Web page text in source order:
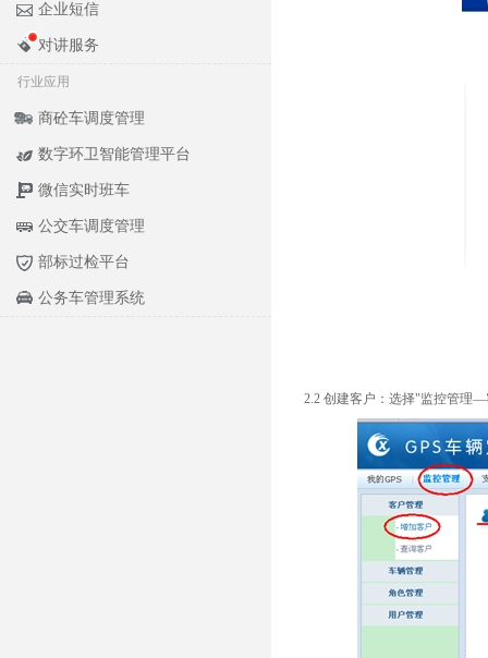
企业短信
对讲服务
行业应用
商砼车调度管理
数字环卫智能管理平台
微信实时班车
公交车调度管理
部标过检平台
公务车管理系统
2.2 创建客户：选择"监控管理